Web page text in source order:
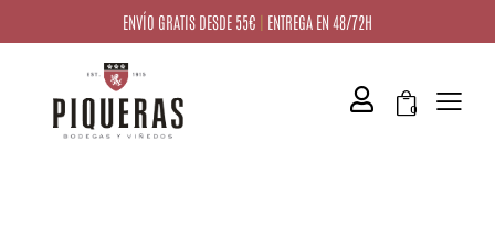
ENVÍO GRATIS DESDE 55€ | ENTREGA EN 48/72H
0